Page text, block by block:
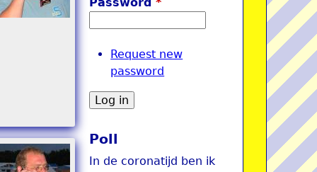
Request new
password
Poll
In de coronatijd ben ik